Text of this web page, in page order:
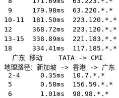
9     179.98ms  63.220.*.*
10-11  181.50ms  223.120.*.*
12     368.72ms  223.120.*.*
13-15  338.89ms
18     334.41ms  117.185.*.*
  广东 移动    TATA -> CMI
地理路径：新加坡 -> 香港 -> 广
2-4     0.35ms
5       0.58ms  156.59.*.*
6       1.01ms  98.98.*.*